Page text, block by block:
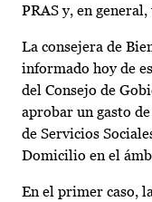
PRAS y, en
La consejera de
informado hoy de
del Consejo de
aprobar un gasto
de Servicios
Domicilio en el
En el primer caso,